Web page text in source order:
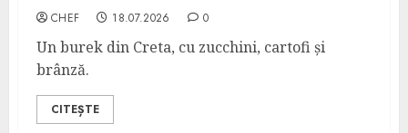
CHEF 18.07.2026 0
Un burek din Creta, cu zucchini, cartofi și
brânză.
CITEȘTE